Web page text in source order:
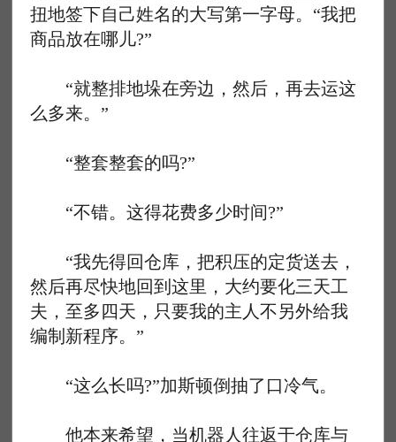
扭地签下自己姓名的大写第一字母。“我把
商品放在哪儿?”
“就整排地垛在旁边，然后，再去运这
么多来。”
“整套整套的吗?”
“不错。这得花费多少时间?”
“我先得回仓库，把积压的定货送去，
然后再尽快地回到这里，大约要化三天工
夫，至多四天，只要我的主人不另外给我
编制新程序。”
“这么长吗?”加斯顿倒抽了口冷气。
他本来希望，当机器人往返于仓库与